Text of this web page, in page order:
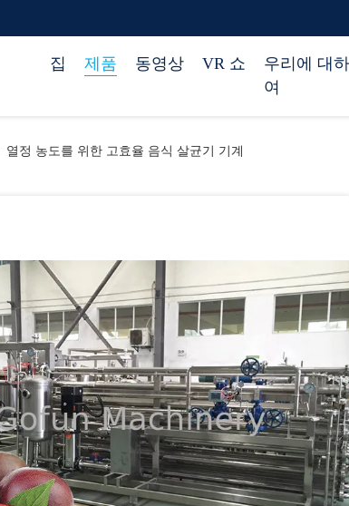
집 제품 동영상 VR 쇼
우리에 대하
여
열정 농도를 위한 고효율 음식 살균기 기계